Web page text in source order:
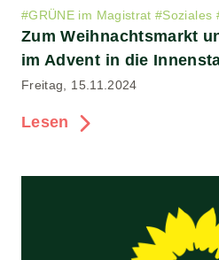
#GRÜNE im Magistrat #Soziales
Zum Weihnachtsmarkt
im Advent in die
Freitag, 15.11.2024
Lesen